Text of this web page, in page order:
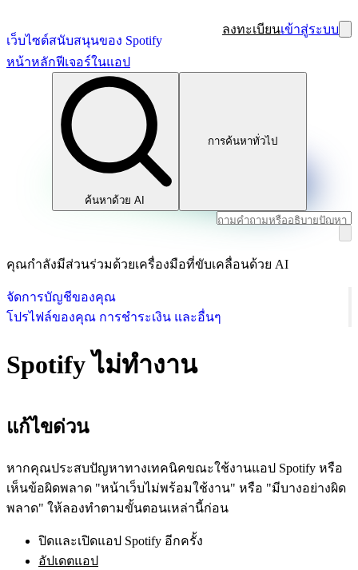
เว็บไซต์สนับสนุนของ Spotify
ลงทะเบียนเข้าสู่ระบบ
หน้าหลักฟีเจอร์ในแอป
ค้นหาด้วย AI
การค้นหาทั่วไป
คุณกำลังมีส่วนร่วมด้วยเครื่องมือที่ขับเคลื่อนด้วย AI
จัดการบัญชีของคุณ
โปรไฟล์ของคุณ การชำระเงิน และอื่นๆ
Spotify ไม่ทำงาน
แก้ไขด่วน
หากคุณประสบปัญหาทางเทคนิคขณะใช้งานแอป Spotify หรือ
เห็นข้อผิดพลาด "หน้าเว็บไม่พร้อมใช้งาน" หรือ "มีบางอย่างผิด
พลาด" ให้ลองทำตามขั้นตอนเหล่านี้ก่อน
ปิดและเปิดแอป Spotify อีกครั้ง
อัปเดตแอป